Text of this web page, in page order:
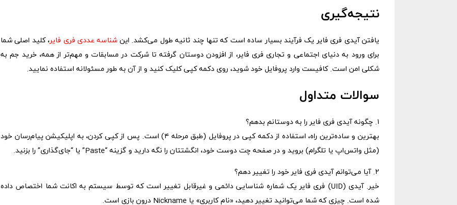
نتیجه‌گیری
یافتن آیدی فری فایر یک فرآیند بسیار ساده است که تنها چند ثانیه طول می‌کشد. این شناسه عددی فری فایر، کلید اصلی شما
برای ورود به دنیای اجتماعی و تجاری فری فایر، از افزودن دوستان گرفته تا شرکت در مسابقات و مهم‌تر از همه، خرید جم به
شکلی امن است. کافیست وارد پروفایل خود شوید، روی دکمه کپی کلیک کنید و از آن به طور مسئولانه استفاده نمایید.
سوالات متداول
۱. چگونه آیدی فری فایر را به دوستانم بدهم؟
بهترین و ساده‌ترین راه، استفاده از دکمه کپی در پروفایل (طبق مرحله ۴) است. پس از کپی کردن، به اپلیکیشن پیام‌رسان خود
(مثل واتس‌اپ یا تلگرام) بروید و در صفحه چت دوست خود، انگشتتان را نگه دارید و گزینه “Paste” یا “جای‌گذاری” را بزنید.
۲. آیا می‌توانم آیدی فری فایر خود را تغییر دهم؟
خیر. آیدی (UID) فری فایر یک شماره شناسایی دائمی و غیرقابل تغییر است که توسط سیستم به اکانت شما اختصاص داده
شده است. چیزی که شما می‌توانید تغییر دهید، «نام کاربری» یا Nickname درون بازی است.